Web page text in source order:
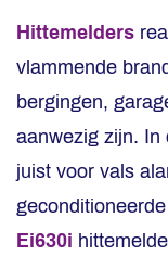
Hittemelders
vlammende
bergingen,
aanwezig zijn. In
juist voor vals
Ei630i